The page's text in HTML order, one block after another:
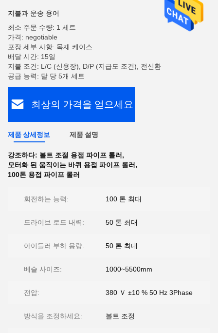
지불과 운송 용어
최소 주문 수량: 1 세트
가격: negotiable
포장 세부 사항: 목재 케이스
배달 시간: 15일
지불 조건: L/C (신용장), D/P (지급도 조건), 전신환
공급 능력: 달 당 5개 세트
최상의 가격을 얻으세요
제품 상세정보 제품 설명
강조하다: 볼트 조절 용접 파이프 롤러 ,
모터화 된 움직이는 바퀴 용접 파이프 롤러 ,
100톤 용접 파이프 롤러
회전하는 능력: 100 톤 최대
드라이브 로드 내력: 50 톤 최대
아이들러 부하 용량: 50 톤 최대
베슬 사이즈: 1000~5500mm
전압: 380 Ｖ ±10 % 50 Hz 3Phase
방식을 조정하세요: 볼트 조정